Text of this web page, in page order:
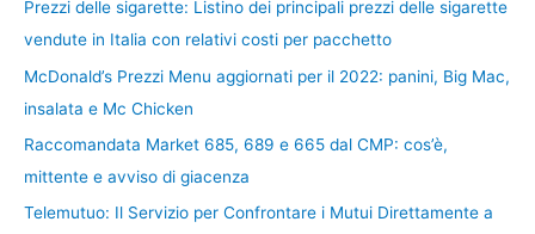
Prezzi delle sigarette: Listino dei principali prezzi delle sigarette
vendute in Italia con relativi costi per pacchetto
McDonald’s Prezzi Menu aggiornati per il 2022: panini, Big Mac,
insalata e Mc Chicken
Raccomandata Market 685, 689 e 665 dal CMP: cos’è,
mittente e avviso di giacenza
Telemutuo: Il Servizio per Confrontare i Mutui Direttamente a